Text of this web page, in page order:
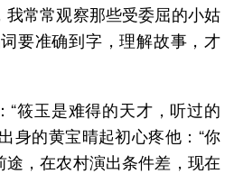
我常常观察那些受委屈的小姑
要准确到字，理解故事，才
“筱玉是难得的天才，听过的
身的黄宝晴起初心疼他：“你
，在农村演出条件差，现在